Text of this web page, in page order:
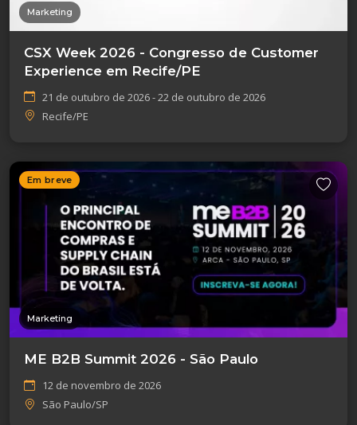
Marketing
CSX Week 2026 - Congresso de Customer
Experience em Recife/PE
21 de outubro de 2026 - 22 de outubro de 2026
Recife/PE
Em breve
Marketing
ME B2B Summit 2026 - São Paulo
12 de novembro de 2026
São Paulo/SP